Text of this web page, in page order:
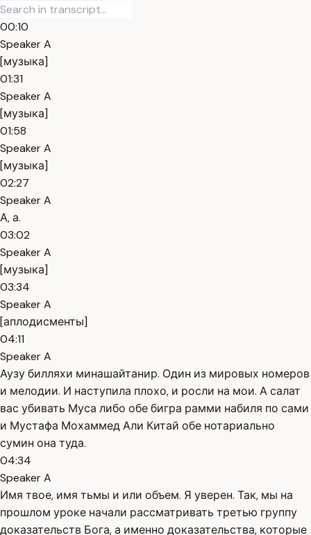
00:10
Speaker A
[музыка]
01:31
Speaker A
[музыка]
01:58
Speaker A
[музыка]
02:27
Speaker A
А, а.
03:02
Speaker A
[музыка]
03:34
Speaker A
[аплодисменты]
04:11
Speaker A
Аузу билляхи минашайтанир. Один из мировых номеров
и мелодии. И наступила плохо, и росли на мои. А салат
вас убивать Муса либо обе бигра рамми набиля по сами
и Мустафа Мохаммед Али Китай обе нотариально
сумин она туда.
04:34
Speaker A
Имя твое, имя тьмы и или объем. Я уверен. Так, мы на
прошлом уроке начали рассматривать третью группу
доказательств Бога, а именно доказательства, которые